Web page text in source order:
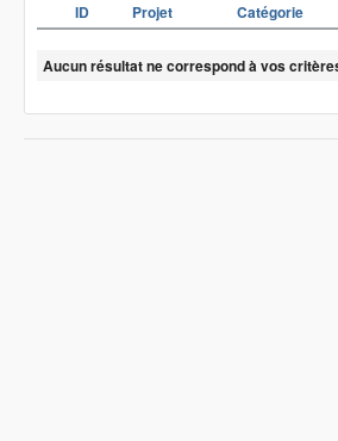
ID Projet Catégorie
Aucun résultat ne correspond à vos